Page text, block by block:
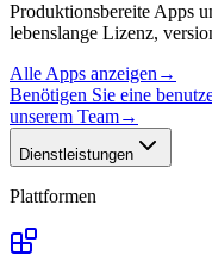
Produktionsbereite Apps
lebenslange Lizenz,
Alle Apps anzeigen →
Benötigen Sie eine
unserem Team→
Dienstleistungen
Plattformen